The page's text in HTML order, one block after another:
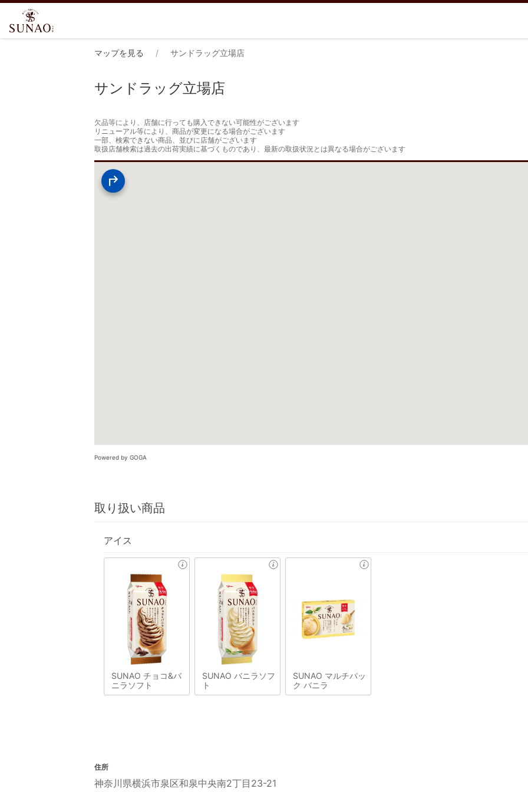
マップを見る サンドラッグ立場店
サンドラッグ立場店
欠品等により、店舗に行っても購入できない可能性がございます
リニューアル等により、商品が変更になる場合がございます
一部、検索できない商品、並びに店舗がございます
取扱店舗検索は過去の出荷実績に基づくものであり、最新の取扱状況とは異なる場合がございます
Powered by GOGA
取り扱い商品
アイス
SUNAO チョコ&バ
ニラソフト
SUNAO バニラソフ
ト
SUNAO マルチパッ
ク バニラ
住所
神奈川県横浜市泉区和泉中央南2丁目23-21